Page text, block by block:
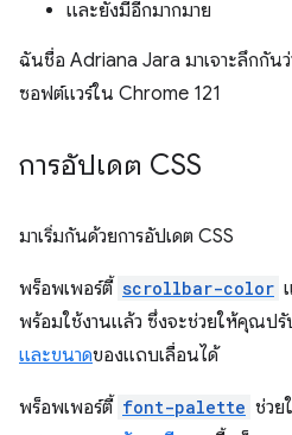
และยังมีอีกมากมาย
ฉันชื่อ Adriana Jara มาเจาะลึกกัน
ซอฟต์แวร์ใน Chrome 121
การอัปเดต CSS
มาเริ่มกันด้วยการอัปเดต CSS
พร็อพเพอร์ตี้ scrollbar-color
พร้อมใช้งานแล้ว ซึ่งจะช่วยให้คุณป
และขนาดของแถบเลื่อนได้
พร็อพเพอร์ตี้ font-palette ช่วย